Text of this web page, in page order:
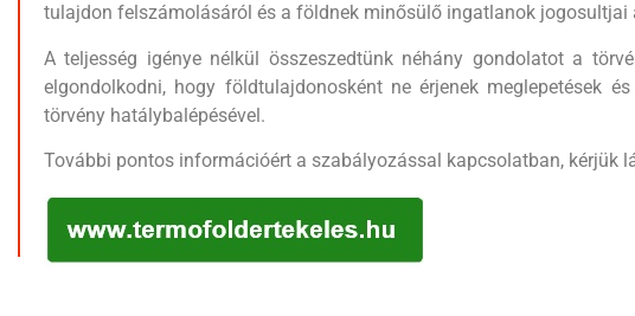
tulajdon felszámolásáról és a földnek minősülő ingatlanok
A teljesség igénye nélkül összeszedtünk néhány gondolatot a
elgondolkodni, hogy földtulajdonosként ne érjenek meglepetések
törvény hatálybalépésével.
További pontos információért a szabályozással kapcsolatban, kérjük